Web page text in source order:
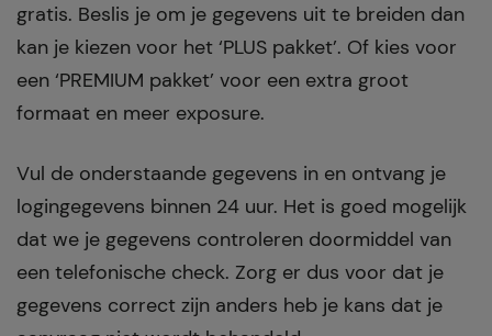
gratis. Beslis je om je gegevens uit te breiden dan
kan je kiezen voor het ‘PLUS pakket’. Of kies voor
een ‘PREMIUM pakket’ voor een extra groot
formaat en meer exposure.
Vul de onderstaande gegevens in en ontvang je
logingegevens binnen 24 uur. Het is goed mogelijk
dat we je gegevens controleren doormiddel van
een telefonische check. Zorg er dus voor dat je
gegevens correct zijn anders heb je kans dat je